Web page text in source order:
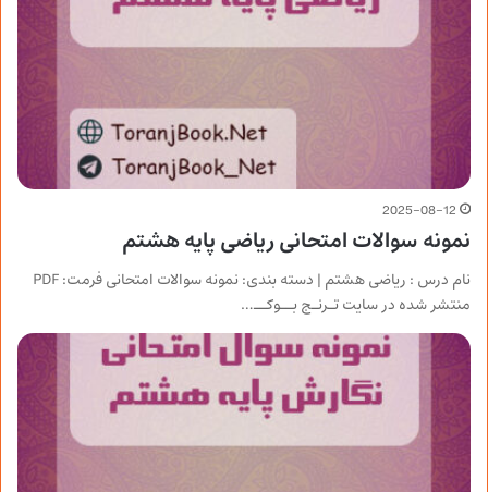
2025-08-12
نمونه سوالات امتحانی ریاضی پایه هشتم
منتشر شده در سایت تـرنـج بــوکــ…